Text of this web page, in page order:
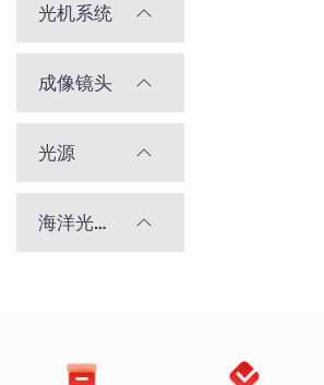
光机系统
成像镜头
光源
海洋光学光谱仪